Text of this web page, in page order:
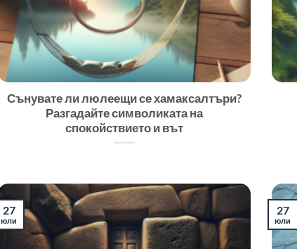
Сънувате ли люлеещи се хамаксалтъри?
Разгадайте символиката на
спокойствието и вът
27
юли
27
юли